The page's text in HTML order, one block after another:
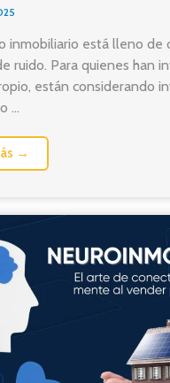
inmobiliario está lleno de
ruido. Para quienes han
están considerando
...
→